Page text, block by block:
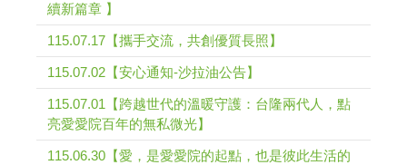
續新篇章 】
115.07.17【攜手交流，共創優質長照】
115.07.02【安心通知-沙拉油公告】
115.07.01【跨越世代的溫暖守護：台隆兩代人，點
亮愛愛院百年的無私微光】
115.06.30【愛，是愛愛院的起點，也是彼此生活的